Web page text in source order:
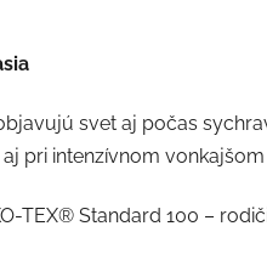
svet aj počas
pri intenzívnom vonkajšom
TEX® Standard 100 –